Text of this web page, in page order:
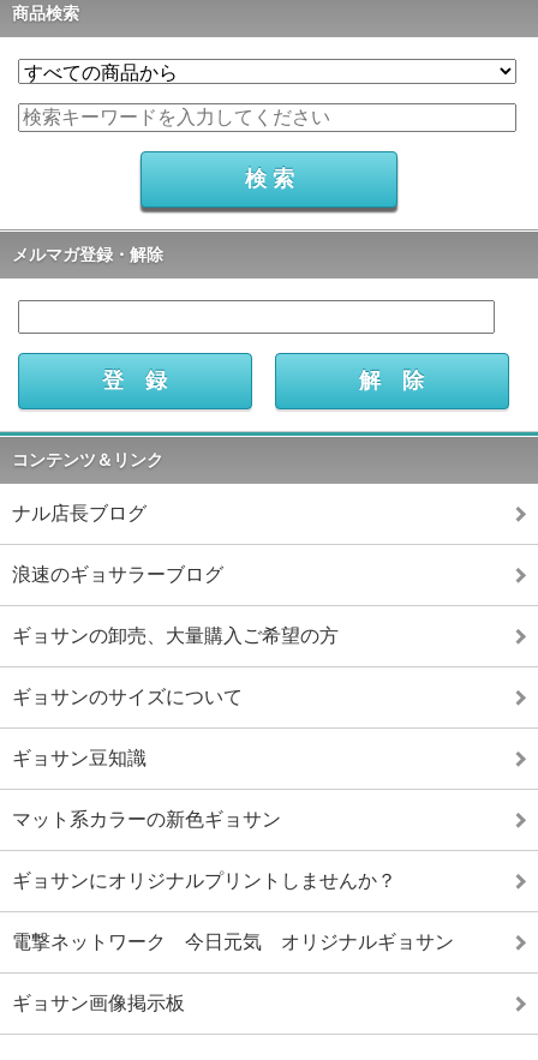
商品検索
メルマガ登録・解除
コンテンツ＆リンク
ナル店長ブログ
浪速のギョサラーブログ
ギョサンの卸売、大量購入ご希望の方
ギョサンのサイズについて
ギョサン豆知識
マット系カラーの新色ギョサン
ギョサンにオリジナルプリントしませんか？
電撃ネットワーク 今日元気 オリジナルギョサン
ギョサン画像掲示板